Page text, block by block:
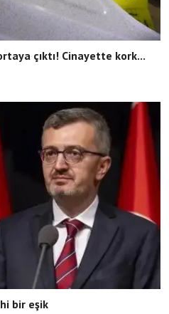
çıktı! Cinayette kork...
bir eşik